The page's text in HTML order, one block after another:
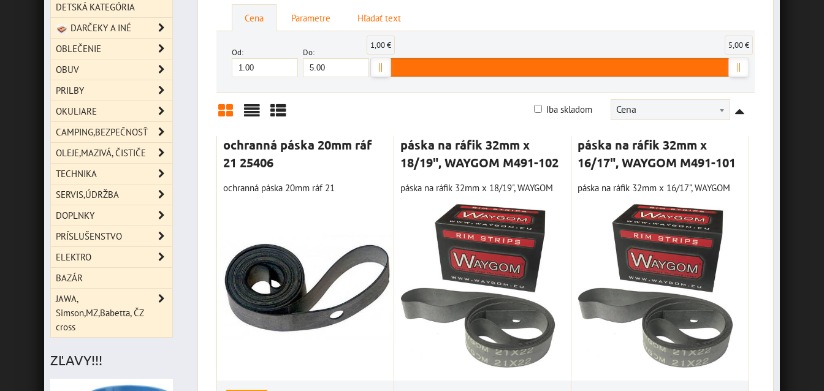
Cena Parametre Hľadať text
Od: Do:
1,00 € 5,00 €
Mriežka
Cena
Iba skladom
ochranná páska 20mm ráf
21 25406
ochranná páska 20mm ráf 21
páska na ráfik 32mm x
18/19", WAYGOM M491-102
páska na ráfik 32mm x 18/19", WAYGOM
páska na ráfik 32mm x
16/17", WAYGOM M491-101
páska na ráfik 32mm x 16/17", WAYGOM
DETSKÁ KATEGÓRIA
DARČEKY A INÉ
OBLEČENIE
OBUV
PRILBY
OKULIARE
CAMPING,BEZPEČNOSŤ
OLEJE,MAZIVÁ, ČISTIČE
TECHNIKA
SERVIS,ÚDRŽBA
DOPLNKY
PRÍSLUŠENSTVO
ELEKTRO
BAZÁR
JAWA,
Simson,MZ,Babetta, ČZ
cross
ZĽAVY!!!